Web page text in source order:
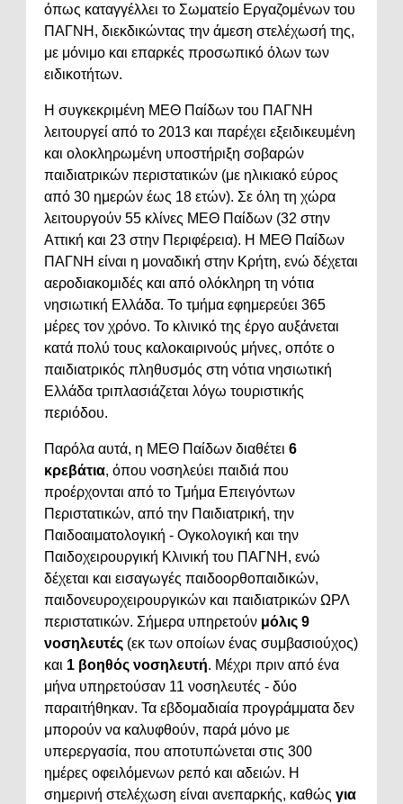
όπως καταγγέλλει το Σωματείο Εργαζομένων του
ΠΑΓΝΗ, διεκδικώντας την άμεση στελέχωσή της,
με μόνιμο και επαρκές προσωπικό όλων των
ειδικοτήτων.
Η συγκεκριμένη ΜΕΘ Παίδων του ΠΑΓΝΗ
λειτουργεί από το 2013 και παρέχει εξειδικευμένη
και ολοκληρωμένη υποστήριξη σοβαρών
παιδιατρικών περιστατικών (με ηλικιακό εύρος
από 30 ημερών έως 18 ετών). Σε όλη τη χώρα
λειτουργούν 55 κλίνες ΜΕΘ Παίδων (32 στην
Αττική και 23 στην Περιφέρεια). Η ΜΕΘ Παίδων
ΠΑΓΝΗ είναι η μοναδική στην Κρήτη, ενώ δέχεται
αεροδιακομιδές και από ολόκληρη τη νότια
νησιωτική Ελλάδα. Το τμήμα εφημερεύει 365
μέρες τον χρόνο. Το κλινικό της έργο αυξάνεται
κατά πολύ τους καλοκαιρινούς μήνες, οπότε ο
παιδιατρικός πληθυσμός στη νότια νησιωτική
Ελλάδα τριπλασιάζεται λόγω τουριστικής
περιόδου.
Παρόλα αυτά, η ΜΕΘ Παίδων διαθέτει 6
κρεβάτια, όπου νοσηλεύει παιδιά που
προέρχονται από το Τμήμα Επειγόντων
Περιστατικών, από την Παιδιατρική, την
Παιδοαιματολογική - Ογκολογική και την
Παιδοχειρουργική Κλινική του ΠΑΓΝΗ, ενώ
δέχεται και εισαγωγές παιδοορθοπαιδικών,
παιδονευροχειρουργικών και παιδιατρικών ΩΡΛ
περιστατικών. Σήμερα υπηρετούν μόλις 9
νοσηλευτές (εκ των οποίων ένας συμβασιούχος)
και 1 βοηθός νοσηλευτή. Μέχρι πριν από ένα
μήνα υπηρετούσαν 11 νοσηλευτές - δύο
παραιτήθηκαν. Τα εβδομαδιαία προγράμματα δεν
μπορούν να καλυφθούν, παρά μόνο με
υπερεργασία, που αποτυπώνεται στις 300
ημέρες οφειλόμενων ρεπό και αδειών. Η
σημερινή στελέχωση είναι ανεπαρκής, καθώς για